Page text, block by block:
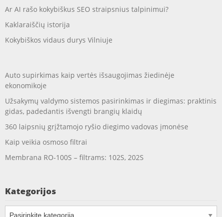
Ar AI rašo kokybiškus SEO straipsnius talpinimui?
Kaklaraiščių istorija
Kokybiškos vidaus durys Vilniuje
Auto supirkimas kaip vertės išsaugojimas žiedinėje
ekonomikoje
Užsakymų valdymo sistemos pasirinkimas ir diegimas: praktinis
gidas, padedantis išvengti brangių klaidų
360 laipsnių grįžtamojo ryšio diegimo vadovas įmonėse
Kaip veikia osmoso filtrai
Membrana RO-100S – filtrams: 102S, 202S
Kategorijos
Kategorijos